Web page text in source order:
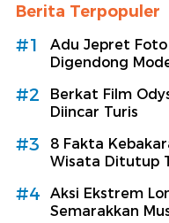
Berita Terpopuler
#1
Adu Jepret
Digendong
#2
Berkat Film
Diincar Turis
#3
8 Fakta
Wisata Ditutup
#4
Aksi Ekstrem
Semarakkan